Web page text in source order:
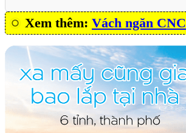
Xem thêm: Vách ngăn CNC